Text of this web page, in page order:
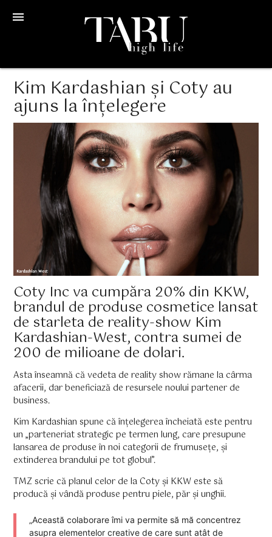
menu
Kim Kardashian și Coty au
ajuns la înțelegere
Coty Inc va cumpăra 20% din KKW,
brandul de produse cosmetice lansat
de starleta de reality-show Kim
Kardashian-West, contra sumei de
200 de milioane de dolari.
Asta înseamnă că vedeta de reality show rămane la cârma
afacerii, dar beneficiază de resursele noului partener de
business.
Kim Kardashian spune că înțelegerea încheiată este pentru
un „parteneriat strategic pe termen lung, care presupune
lansarea de produse în noi categorii de frumusețe, și
extinderea brandului pe tot globul”.
TMZ scrie că planul celor de la Coty și KKW este să
producă și vândă produse pentru piele, păr și unghii.
„Această colaborare îmi va permite să mă concentrez
asupra elementelor creative de care sunt atât de